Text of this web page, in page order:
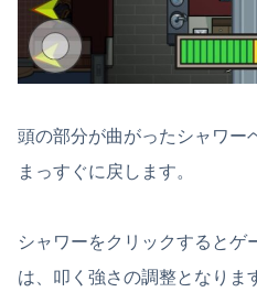
頭の部分が曲がったシャワー
まっすぐに戻します。
シャワーをクリックするとゲ
は、叩く強さの調整となりま